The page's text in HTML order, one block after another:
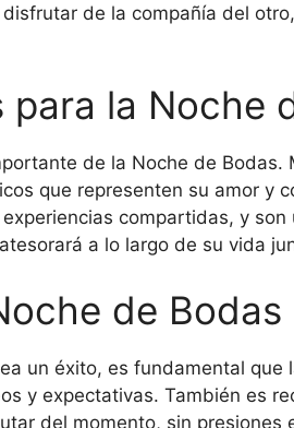
de la compañía del
para la Noche
de la Noche de Bodas.
que representen su amor y
compartidas, y son
a lo largo de su vida
de Bodas
un éxito, es fundamental que
y expectativas. También es
del momento, sin presiones